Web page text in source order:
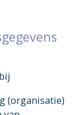
(organisatie)